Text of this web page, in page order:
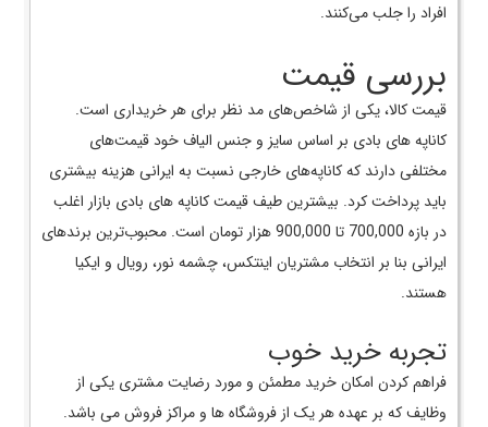
افراد را جلب می‌کنند.
بررسی قیمت
قیمت کالا، یکی از شاخص‌های مد نظر برای هر خریداری است.
کاناپه های بادی بر اساس سایز و جنس الیاف خود قیمت‌های
مختلفی دارند که کاناپه‌های خارجی نسبت به ایرانی هزینه بیشتری
باید پرداخت کرد. بیشترین طیف قیمت کاناپه های بادی بازار اغلب
در بازه 700,000 تا 900,000 هزار تومان است. محبوب‌ترین برند‌های
ایرانی بنا بر انتخاب مشتریان اینتکس، چشمه نور، رویال و ایکیا
هستند.
تجربه خرید خوب
فراهم کردن امکان خرید مطمئن و مورد رضایت مشتری یکی از
وظایف که بر عهده هر یک از فروشگاه ها و مراکز فروش می باشد.